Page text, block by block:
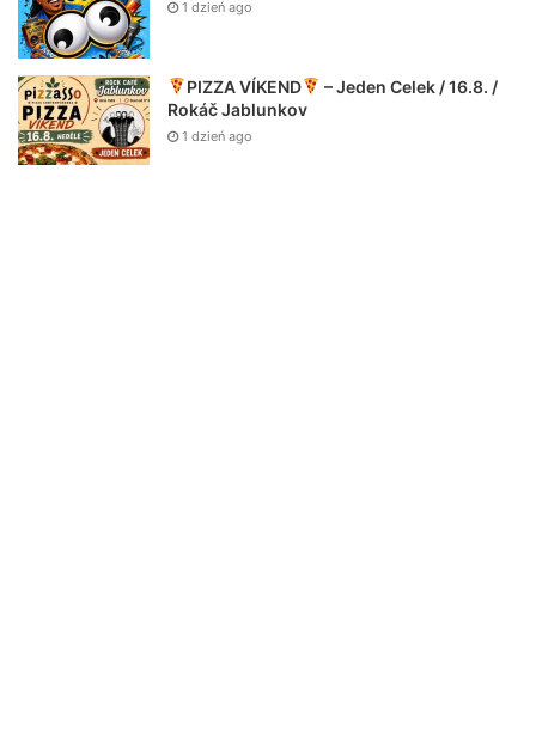
1 dzień ago
PIZZA VÍKEND
– Jeden Celek / 16.8. /
Rokáč Jablunkov
1 dzień ago